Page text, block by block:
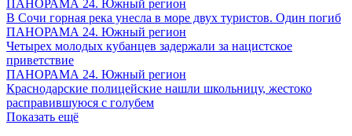
ПАНОРАМА 24. Южный регион
В Сочи горная река унесла в море двух туристов. Один погиб
ПАНОРАМА 24. Южный регион
Четырех молодых кубанцев задержали за нацистское
приветствие
ПАНОРАМА 24. Южный регион
Краснодарские полицейские нашли школьницу, жестоко
расправившуюся с голубем
Показать ещё